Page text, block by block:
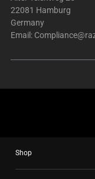
22081 Hamburg
Germany
Email:
Shop